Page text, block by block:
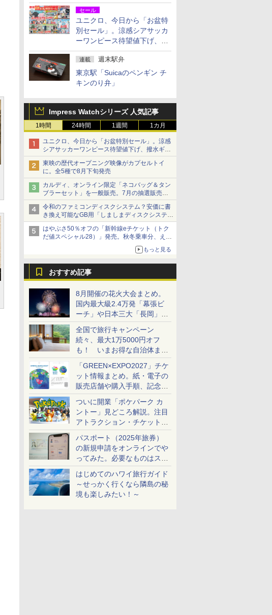
「空港西出口」の利用検討を
セール
ユニクロ、今日から「お盆特
別セール」。涼感シアサッカ
ーワンピース待望値下げ、撥
水ギアショーツは1990円に
連載 週末駅弁
東京駅「Suicaのペンギン チ
キンのり弁」
Impress Watchシリーズ 人気記事
1時間 24時間 1週間 1カ月
ユニクロ、今日から「お盆特別セール」。涼感
シアサッカーワンピース待望値下げ、撥水ギア
ショーツは1990円に
東映の歴代オープニング映像がカプセルトイ
に。全5種で8月下旬発売
カルディ、オンライン限定「ネコバッグ＆タン
ブラーセット」を一般販売。7月の抽選販売の
当選無効分
令和のファミコンディスクシステム？安価に書
き換え可能なGB用「しましまディスクシステ
ム」
はやぶさ50％オフの「新幹線eチケット（トク
だ値スペシャル28）」発売。秋冬乗車分、えき
もっと見る
おすすめ記事
8月開催の花火大会まとめ。
国内最大級2.4万発「幕張ビ
ーチ」や日本三大「長岡」な
ど大型イベント目白押し！
全国で旅行キャンペーン
続々、最大1万5000円オフ
も！ いまお得な自治体まと
め
「GREEN×EXPO2027」チケ
ット情報まとめ。紙・電子の
販売店舗や購入手順、記念チ
ケットも解説
ついに開業「ポケパーク カ
ントー」見どころ解説。注目
アトラクション・チケット手
配・来場前に必要な準備は？
パスポート（2025年旅券）
の新規申請をオンラインでや
ってみた。必要なものはスマ
ホとマイナカードのみ
はじめてのハワイ旅行ガイド
～せっかく行くなら隣島の秘
境も楽しみたい！～